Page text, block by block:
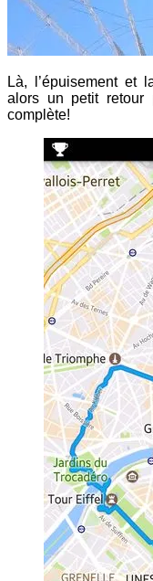
Là, l’épuisement et
alors un petit retour
complète!